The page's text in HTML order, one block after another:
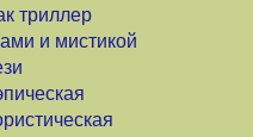
триллер
и мистикой